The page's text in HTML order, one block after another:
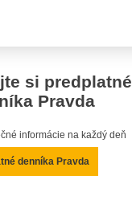
si predplatné
Pravda
informácie na každý deň
denníka Pravda